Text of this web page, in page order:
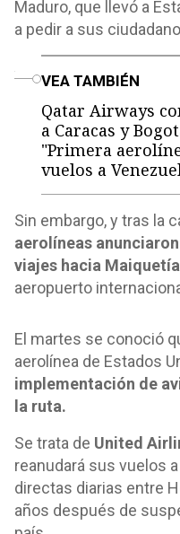
Maduro, que llevó a
a pedir a sus
VEA TAMBIÉN
Qatar Airways
a Caracas y
"Primera
vuelos a
Sin embargo, y tras la
aerolíneas
viajes hacia
aeropuerto
El martes se conoció
aerolínea de Estados
implementación de
la ruta.
Se trata de United
reanudará sus vuelos
directas diarias entre
años después de